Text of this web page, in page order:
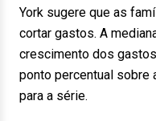
York sugere que as
cortar gastos. A
crescimento dos gastos
ponto percentual sobre
para a série.